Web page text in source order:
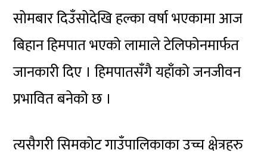
सोमबार दिउँसोदेखि हल्का वर्षा भएकामा आज
बिहान हिमपात भएको लामाले टेलिफोनमार्फत
जानकारी दिए । हिमपातसँगै यहाँको जनजीवन
प्रभावित बनेको छ ।
त्यसैगरी सिमकोट गाउँपालिकाका उच्च क्षेत्रहरु